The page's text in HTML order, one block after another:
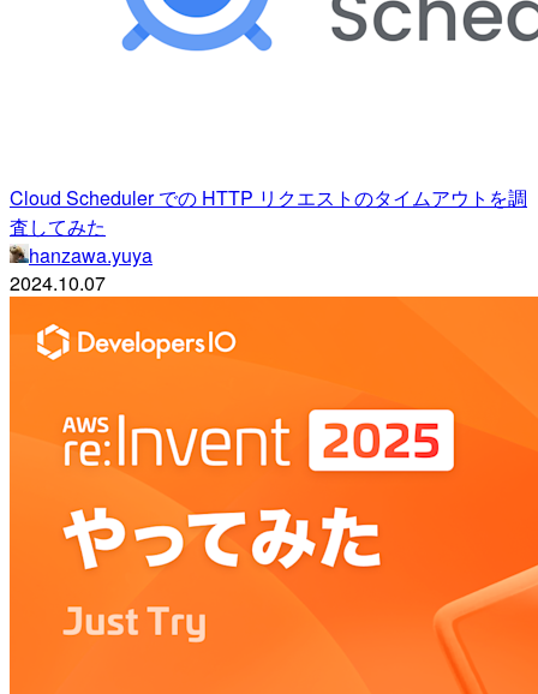
Cloud Scheduler での HTTP リクエストのタイムアウトを調
査してみた
hanzawa.yuya
2024.10.07